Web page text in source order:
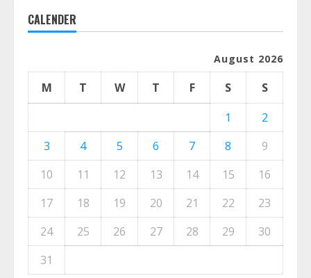
CALENDER
August 2026
M T W T F S
S
1
2
3
4 5 6 7 8
9
10
11 12 13 14 15
16
17
18 19 20 21 22
23
24
25 26 27 28 29
30
31